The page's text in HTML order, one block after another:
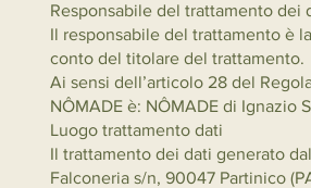
Responsabile del trattamento dei
Il responsabile del trattamento è
conto del titolare del trattamento.
Ai sensi dell’articolo 28 del
NÔMADE è: NÔMADE di Ignazio
Luogo trattamento dati
Il trattamento dei dati generato
Falconeria s/n, 90047 Partinico